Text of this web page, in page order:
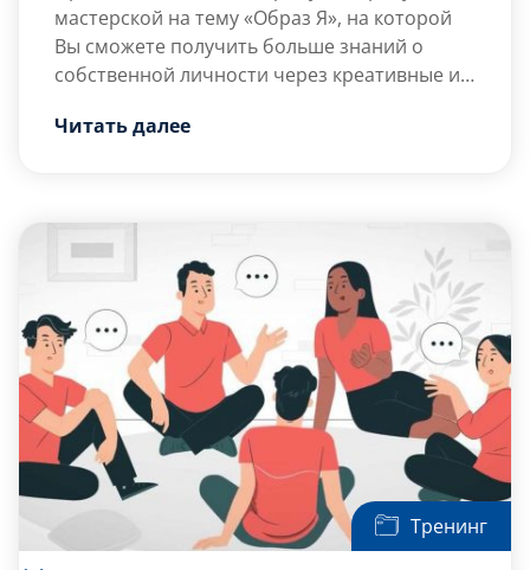
мастерской на тему «Образ Я», на которой
Вы сможете получить больше знаний о
собственной личности через креативные и
укрепление Я-концепции, через
Задачи:
Расширение представления о
собственной личности, через
исследование ее сторон, собственных
желаний и потребностей;
Укрепление самооценки и уверенности
в […]
Читать далее
Тренинг